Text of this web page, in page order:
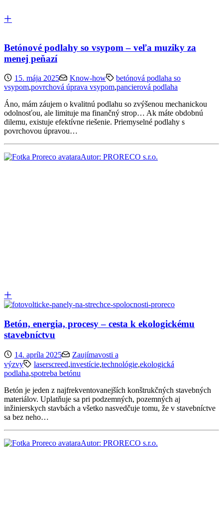
Betónové podlahy so vsypom – veľa muziky za
menej peňazí
15. mája 2025 Know-how
betónová podlaha so
vsypom,povrchová úprava vsypom,pancierová podlaha
Áno, mám záujem o kvalitnú podlahu so zvýšenou mechanickou
odolnosťou, ale limituje ma finančný strop… Ak máte obdobnú
dilemu, existuje efektívne riešenie. Priemyselné podlahy s
povrchovou úpravou…
Autor: PRORECO s.r.o.
Betón, energia, procesy – cesta k ekologickému
stavebníctvu
14. apríla 2025
Zaujímavosti a
výzvy
laserscreed,investície,technológie,ekologická
podlaha,spotreba betónu
Betón je jeden z najfrekventovanejších konštrukčných stavebných
materiálov. Uplatňuje sa pri podzemných, pozemných aj
inžinierskych stavbách a všetko nasvedčuje tomu, že v stavebníctve
sa bez neho…
Autor: PRORECO s.r.o.